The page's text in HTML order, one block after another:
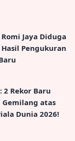
Jaya Diduga
Pengukuran
2 Rekor Baru
Gemilang atas
Dunia 2026!